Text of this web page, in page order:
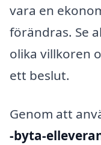
vara en
förändras. Se
olika villkoren
ett beslut.
Genom att
-byta-